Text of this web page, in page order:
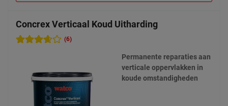
Concrex Verticaal Koud Uitharding
(6)
Permanente reparaties aan
verticale oppervlakken in
koude omstandigheden